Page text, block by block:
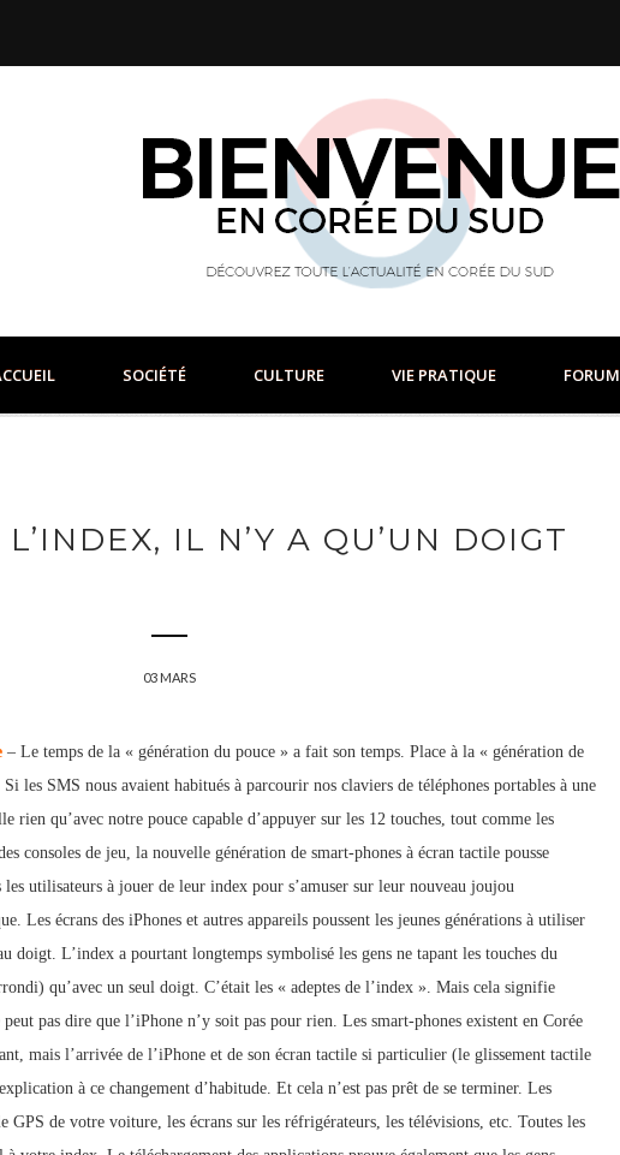
SOCIÉTÉ CULTURE VIE PRATIQUE FORUM
IL N’Y A QU’UN DOIGT
03 MARS
– Le temps de la « génération du pouce » a fait son temps. Place à la « génération de
les SMS nous avaient habitués à parcourir nos claviers de téléphones portables à une
rien qu’avec notre pouce capable d’appuyer sur les 12 touches, tout comme les
consoles de jeu, la nouvelle génération de smart-phones à écran tactile pousse
les utilisateurs à jouer de leur index pour s’amuser sur leur nouveau joujou
Les écrans des iPhones et autres appareils poussent les jeunes générations à utiliser
doigt. L’index a pourtant longtemps symbolisé les gens ne tapant les touches du
qu’avec un seul doigt. C’était les « adeptes de l’index ». Mais cela signifie
pas dire que l’iPhone n’y soit pas pour rien. Les smart-phones existent en Corée
mais l’arrivée de l’iPhone et de son écran tactile si particulier (le glissement tactile
à ce changement d’habitude. Et cela n’est pas prêt de se terminer. Les
GPS de votre voiture, les écrans sur les réfrigérateurs, les télévisions, etc. Toutes les